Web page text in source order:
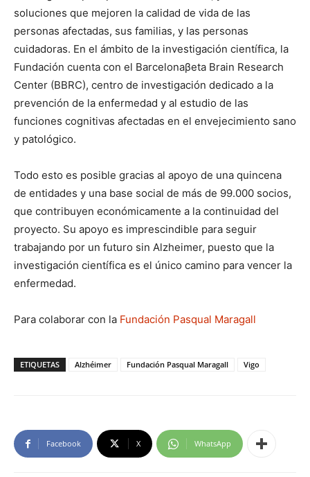
soluciones que mejoren la calidad de vida de las
personas afectadas, sus familias, y las personas
cuidadoras. En el ámbito de la investigación científica, la
Fundación cuenta con el Barcelonaβeta Brain Research
Center (BBRC), centro de investigación dedicado a la
prevención de la enfermedad y al estudio de las
funciones cognitivas afectadas en el envejecimiento sano
y patológico.
Todo esto es posible gracias al apoyo de una quincena
de entidades y una base social de más de 99.000 socios,
que contribuyen económicamente a la continuidad del
proyecto. Su apoyo es imprescindible para seguir
trabajando por un futuro sin Alzheimer, puesto que la
investigación científica es el único camino para vencer la
enfermedad.
Para colaborar con la Fundación Pasqual Maragall
ETIQUETAS Alzhéimer Fundación Pasqual Maragall Vigo
Facebook X WhatsApp